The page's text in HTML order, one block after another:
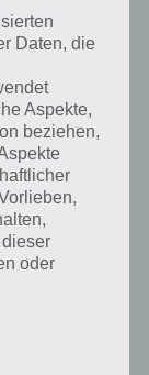
diese
Affen nun die
Daten, die
Aspekte,
beziehen,
oder